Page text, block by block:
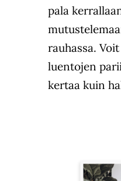
pala
rauhassa.
luentojen
kertaa kuin